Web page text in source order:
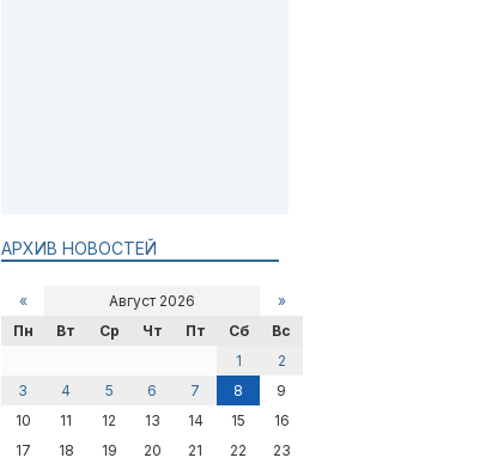
АРХИВ НОВОСТЕЙ
« Август 2026
»
Пн
Вт Ср Чт Пт Сб
Вс
1
2
3
4 5 6 7 8
9
10
11 12 13 14 15
16
17
18 19 20 21 22
23